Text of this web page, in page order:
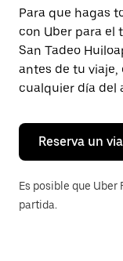
Presiona
la
tecla Esc
para
cerrar
el
calendario.
Para que hagas
con Uber para el
San Tadeo
antes de tu
cualquier día del
Reserva un
Es posible que Uber
partida.